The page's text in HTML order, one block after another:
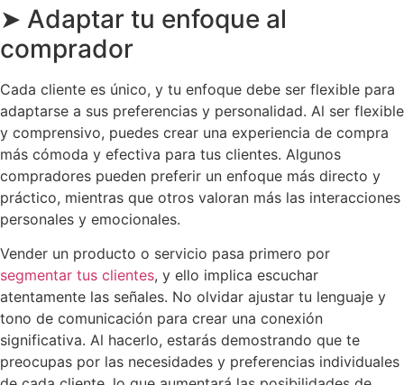
➤ Adaptar tu enfoque al
comprador
Cada cliente es único, y tu enfoque debe ser flexible para
adaptarse a sus preferencias y personalidad. Al ser flexible
y comprensivo, puedes crear una experiencia de compra
más cómoda y efectiva para tus clientes. Algunos
compradores pueden preferir un enfoque más directo y
práctico, mientras que otros valoran más las interacciones
personales y emocionales.
Vender un producto o servicio pasa primero por
segmentar tus clientes, y ello implica escuchar
atentamente las señales. No olvidar ajustar tu lenguaje y
tono de comunicación para crear una conexión
significativa. Al hacerlo, estarás demostrando que te
preocupas por las necesidades y preferencias individuales